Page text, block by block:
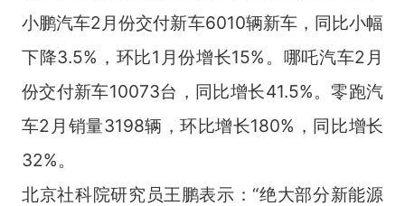
小鹏汽车2月份交付新车6010辆新车，同比小幅
下降3.5%，环比1月份增长15%。哪吒汽车2月
份交付新车10073台，同比增长41.5%。零跑汽
车2月销量3198辆，环比增长180%，同比增长
32%。
北京社科院研究员王鹏表示：“绝大部分新能源